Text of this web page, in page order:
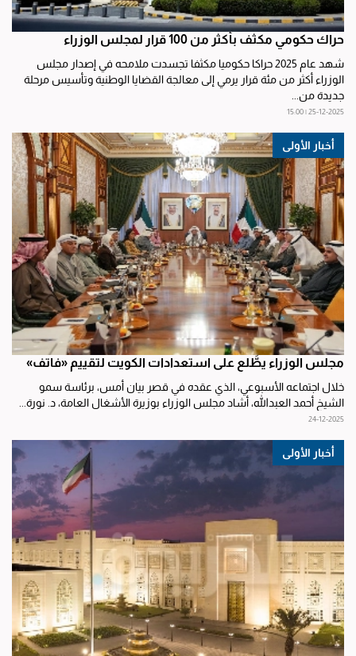
حراك حكومي مكثف بأكثر من 100 قرار لمجلس الوزراء
شهد عام 2025 حراكا حكوميا مكثفا تجسدت ملامحه في إصدار مجلس
الوزراء أكثر من مئة قرار يرمي إلى معالجة القضايا الوطنية وتأسيس مرحلة
جديدة من...
25-12-2025 | 15:00
أخبار الأولى
مجلس الوزراء يطَّلع على استعدادات الكويت لتقييم «فاتف»
خلال اجتماعه الأسبوعي، الذي عقده في قصر بيان أمس، برئاسة سمو
الشيخ أحمد العبدالله، أشاد مجلس الوزراء بوزيرة الأشغال العامة، د. نورة...
24-12-2025
أخبار الأولى